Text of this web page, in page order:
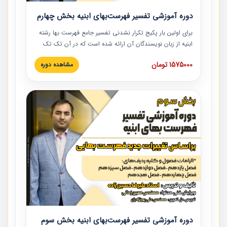
دوره آموزشی تفسیر فهرست‌بهای ابنیه بخش چهارم
برای اولین بار پکیج تکرار نشدنی تفسیر جامع فهرست بها رشته
ابنیه از زبان نویسندگان آن ارائه شده است که در آن تک تک
ردیف ها و مطالب فهرست بها تفسیر و ارائه شده است. این
دوره به صورت کامل تصویری بوده و به همراه تصاویر عملیات
دوره با کلام مهندس علیرضاحسین‌زاده مدیر پروژه مهندسی
مشاور در امر بازنگری فهرست بها رشته ابنیه ارائه شده و به تمام
همکارانی که در حوزه صنعت ساخت در حال فعالیت هستند حتما
توصیه می کنیم از مطالب این دوره استفاده نمایند.
1575000 تومان مشاهده دوره
دوره آموزشی تفسیر فهرست‌بهای ابنیه بخش سوم